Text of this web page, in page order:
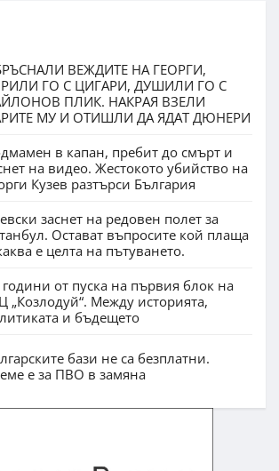
ВЕЖДИТЕ НА ГЕОРГИ,
ГО С ЦИГАРИ, ДУШИЛИ ГО С
ПЛИК. НАКРАЯ ВЗЕЛИ
МУ И ОТИШЛИ ДА ЯДАТ ДЮНЕРИ
в капан, пребит до смърт и
на видео. Жестокото убийство на
Кузев разтърси България
заснет на редовен полет за
Остават въпросите кой плаща
е целта на пътуването.
години от пуска на първия блок на
„Козлодуй“. Между историята,
и бъдещето
бази не са безплатни.
е за ПВО в замяна